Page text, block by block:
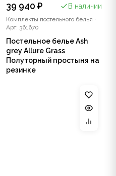
39 940 ₽ В наличии
Комплекты постельного белья ·
Арт: 361670
Постельное белье Ash
grey Allure Grass
Полуторный простыня на
резинке